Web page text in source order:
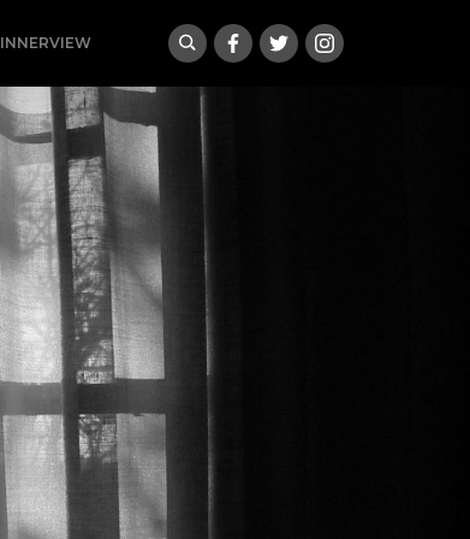
INNERVIEW